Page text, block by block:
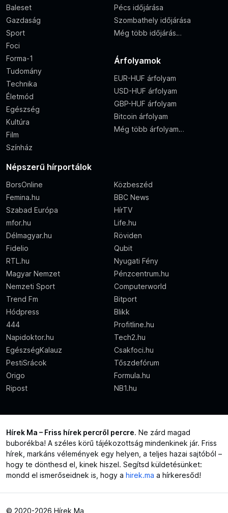
Baleset
Gazdaság
Sport
Foci
Forma-1
Tudomány
Technika
Életmód
Egészség
Kultúra
Film
Színház
Pécs időjárása
Szombathely időjárása
Még több időjárás…
Árfolyamok
EUR-HUF árfolyam
USD-HUF árfolyam
GBP-HUF árfolyam
Bitcoin árfolyam
Még több árfolyam…
Népszerű hírportálok
BorsOnline
Közbeszéd
Femina.hu
BBC News
Szabad Európa
HírTV
mfor.hu
Life.hu
Délmagyar.hu
Röviden
Fidelio
Qubit
RTL.hu
Nyugati Fény
Magyar Nemzet
Pénzcentrum.hu
Nemzeti Sport
Computerworld
Trend Fm
Bitport
Hódpress
Blikk
444
Profitline.hu
Napidoktor.hu
Tech2.hu
EgészségKalauz
Csakfoci.hu
PestiSrácok
Tőszdefórum
Origo
Formula.hu
Ripost
NB1.hu
Hírek Ma – Friss hírek percről percre. Ne zárd magad
buborékba! A széles körű tájékozottság mindenkinek jár. Friss
hírek, markáns vélemények egy helyen, a teljes hazai sajtóból –
hogy te dönthesd el, kinek hiszel. Segítsd küldetésünket:
mondd el ismerőseidnek is, hogy a hirek.ma a hírkeresőd!
© 2020-2026 Hírek Ma